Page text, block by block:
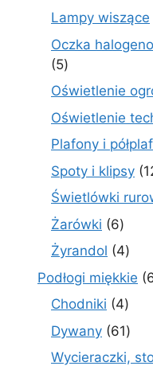
Lampy wiszące
Oczka
55
produktów
Oświetlenie
Oświetlenie
Plafony i
Spoty i klipsy
Świetlówki
Żarówki 66
Żyrandol 44
Podłogi miękkie
Chodniki 44
Dywany 6161
Wycieraczki,